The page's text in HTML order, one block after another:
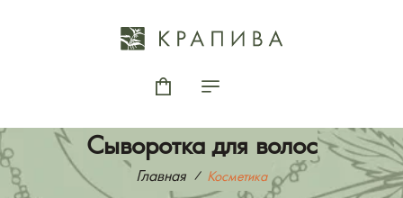
Сыворотка для волос
Главная Косметика